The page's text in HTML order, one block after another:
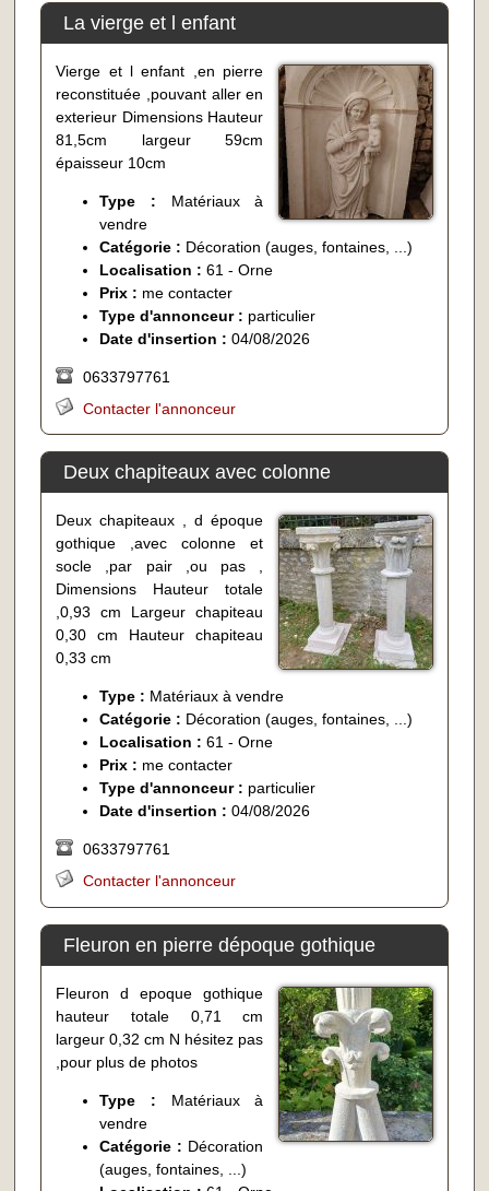
La vierge et l enfant
Vierge et l enfant ,en pierre
reconstituée ,pouvant aller en
exterieur Dimensions Hauteur
81,5cm largeur 59cm
épaisseur 10cm
Type : Matériaux à
vendre
Catégorie : Décoration (auges, fontaines, ...)
Localisation :61 - Orne
Prix : me contacter
Type d'annonceur : particulier
Date d'insertion :04/08/2026
0633797761
Contacter l'annonceur
Deux chapiteaux avec colonne
Deux chapiteaux , d époque
gothique ,avec colonne et
socle ,par pair ,ou pas ,
Dimensions Hauteur totale
,0,93 cm Largeur chapiteau
0,30 cm Hauteur chapiteau
0,33 cm
Type : Matériaux à vendre
Catégorie : Décoration (auges, fontaines, ...)
Localisation :61 - Orne
Prix : me contacter
Type d'annonceur : particulier
Date d'insertion :04/08/2026
0633797761
Contacter l'annonceur
Fleuron en pierre dépoque gothique
Fleuron d epoque gothique
hauteur totale 0,71 cm
largeur 0,32 cm N hésitez pas
,pour plus de photos
Type : Matériaux à
vendre
Catégorie : Décoration
(auges, fontaines, ...)